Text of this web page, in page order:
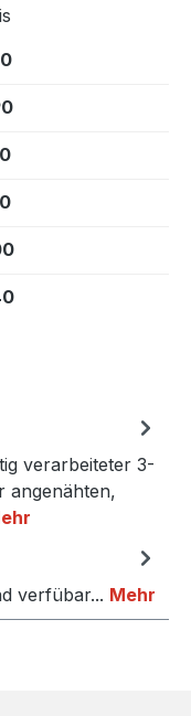
verarbeiteter 3-
angenähten,
verfübar... Mehr